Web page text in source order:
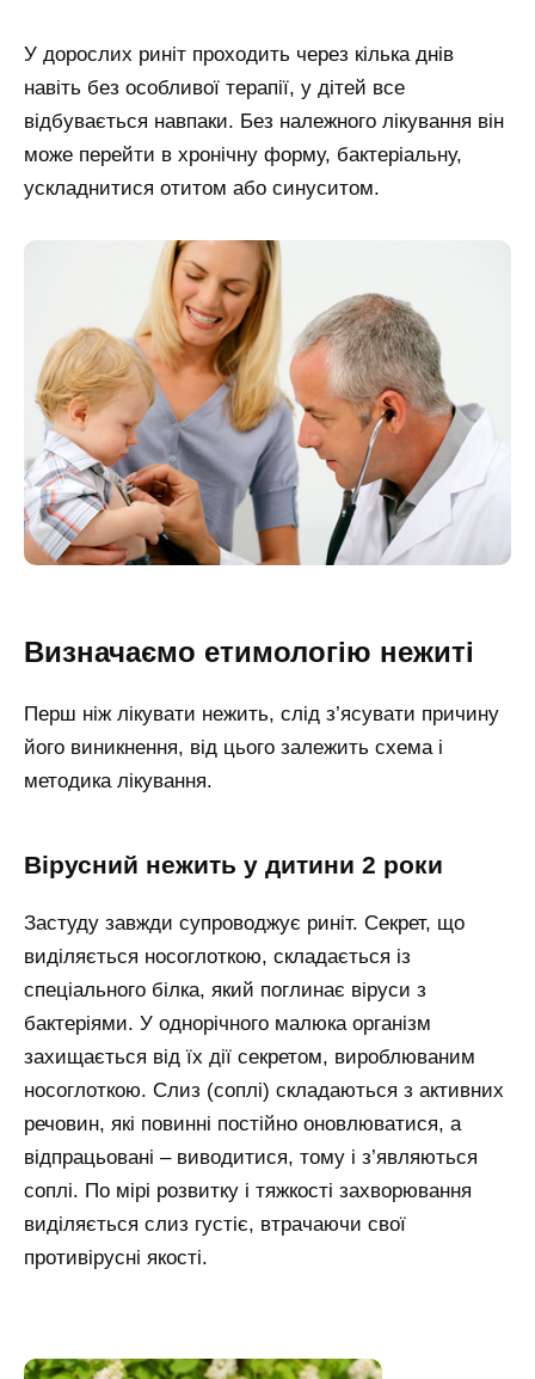
У дорослих риніт проходить через кілька днів
навіть без особливої терапії, у дітей все
відбувається навпаки. Без належного лікування він
може перейти в хронічну форму, бактеріальну,
ускладнитися отитом або синуситом.
Визначаємо етимологію нежиті
Перш ніж лікувати нежить, слід з’ясувати причину
його виникнення, від цього залежить схема і
методика лікування.
Вірусний нежить у дитини 2 роки
Застуду завжди супроводжує риніт. Секрет, що
виділяється носоглоткою, складається із
спеціального білка, який поглинає віруси з
бактеріями. У однорічного малюка організм
захищається від їх дії секретом, вироблюваним
носоглоткою. Слиз (соплі) складаються з активних
речовин, які повинні постійно оновлюватися, а
відпрацьовані – виводитися, тому і з’являються
соплі. По мірі розвитку і тяжкості захворювання
виділяється слиз густіє, втрачаючи свої
противірусні якості.